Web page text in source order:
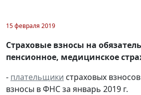
15 февраля 2019
Страховые взносы на
пенсионное, медицинское
- плательщики страховых взносов
взносы в ФНС за январь 2019 г.